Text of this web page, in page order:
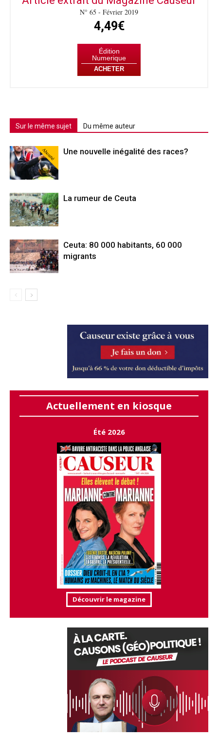
N° 65 - Février 2019
4,49€
Édition
Numerique
ACHETER
Sur le même sujet Du même auteur
Abonné Une nouvelle inégalité des races?
La rumeur de Ceuta
Ceuta: 80 000 habitants, 60 000
migrants
Actuellement en kiosque
Été 2026
Découvrir le magazine